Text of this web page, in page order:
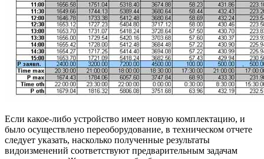
Если какое-либо устройство имеет новую комплектацию, и
было осуществлено переоборудование, в техническом отчете
следует указать, насколько полученные результаты
видоизменений соответствуют предварительным задачам